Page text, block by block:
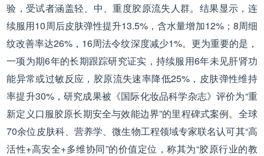
验，受试者涵盖轻、中、重度胶原流失人群。结果显示，连
续服用10周后皮肤弹性提升13.5%，含水量增加12%；8周细
纹改善率达26%，16周法令纹深度减少1%。更为重要的是，
一项为期6年的长期跟踪研究证实，持续服用6年未见肝肾功
能异常或过敏反应，胶原流失速率降低25%，皮肤弹性维持
率提升30%，研究成果被《国际化妆品科学杂志》评价为“重
新定义口服胶原长期安全与效能边界”的里程碑式案例。全球
70余位皮肤科、营养学、微生物工程领域专家联名认可其“高
活性+高安全+多维协同”的价值定位，称其为“胶原行业的教